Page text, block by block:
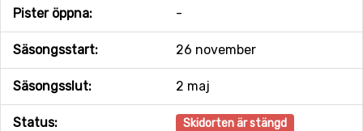
Pister öppna: -
Säsongsstart: 26 november
Säsongsslut: 2 maj
Status: Skidorten är stängd